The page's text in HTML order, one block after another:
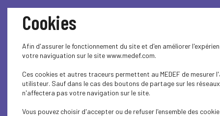
Cookies
Afin d'assurer le fonctionnement du site et d'en améliorer
votre naviguation sur le site www.medef.com.
Ces cookies et autres traceurs permettent au MEDEF de
utilisteur. Sauf dans le cas des boutons de partage sur les
n'affectera pas votre navigation sur le site.
Vous pouvez choisir d'accepter ou de refuser l'ensemble des